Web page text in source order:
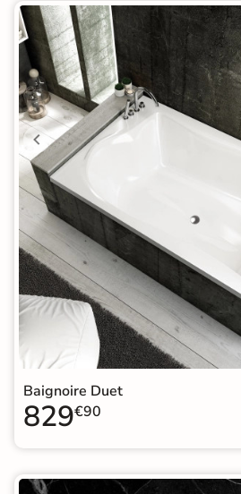
Baignoire Duet
829€90